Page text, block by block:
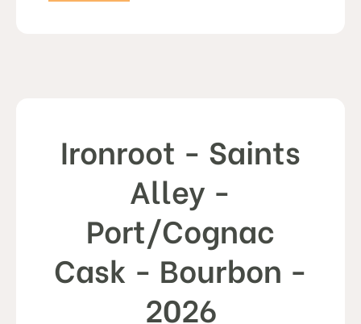
Ironroot - Saints
Alley -
Port/Cognac
Cask - Bourbon -
2026